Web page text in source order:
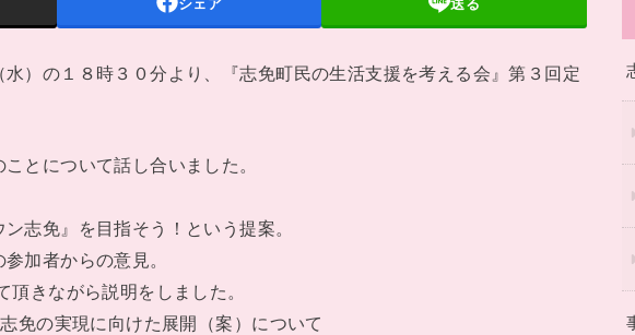
）の１８時３０分より、『志免町民の生活支援を考える会』第３回定
とについて話し合いました。
免』を目指そう！という提案。
者からの意見。
きながら説明をしました。
免の実現に向けた展開（案）について